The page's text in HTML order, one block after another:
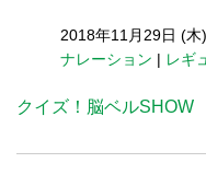
2018年11月29日 (木)
ナレーション | レギ
クイズ！脳ベルSHOW